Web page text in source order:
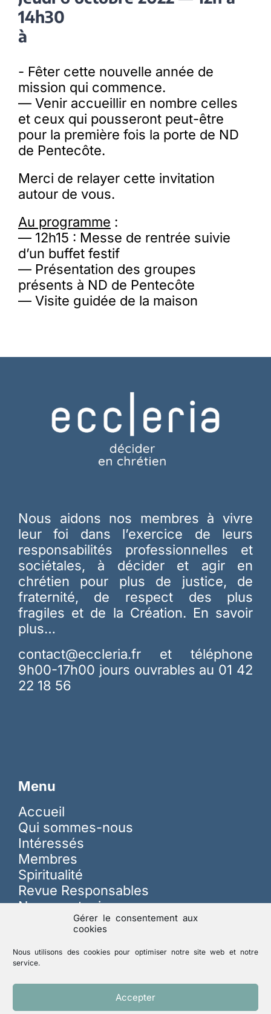
Gérer le consentement aux
cookies
Nous utilisons des cookies pour optimiser notre site web et notre
service.
Accepter
14h30
à
- Fêter cette nouvelle année de
mission qui commence.
— Venir accueillir en nombre celles
et ceux qui pousseront peut-être
pour la première fois la porte de ND
de Pentecôte.
Merci de relayer cette invitation
autour de vous.
Au programme :
— 12h15 : Messe de rentrée suivie
d’un buffet festif
— Présentation des groupes
présents à ND de Pentecôte
— Visite guidée de la maison
Nous aidons nos membres à vivre
leur foi dans l’exercice de leurs
responsabilités professionnelles et
sociétales, à décider et agir en
chrétien pour plus de justice, de
fraternité, de respect des plus
fragiles et de la Création. En savoir
plus…
contact@eccleria.fr et téléphone
9h00-17h00 jours ouvrables au 01 42
22 18 56
Menu
Accueil
Qui sommes-nous
Intéressés
Membres
Spiritualité
Revue Responsables
Nous soutenir
Lutte contre les abus